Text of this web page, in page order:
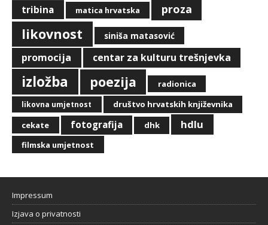
tribina matica hrvatska proza
likovnost siniša matasović
promocija centar za kulturu trešnjevka
izložba poezija radionica
likovna umjetnost
društvo hrvatskih književnika
cekate
fotografija dhk hdlu
filmska umjetnost
Impressum
Izjava o privatnosti